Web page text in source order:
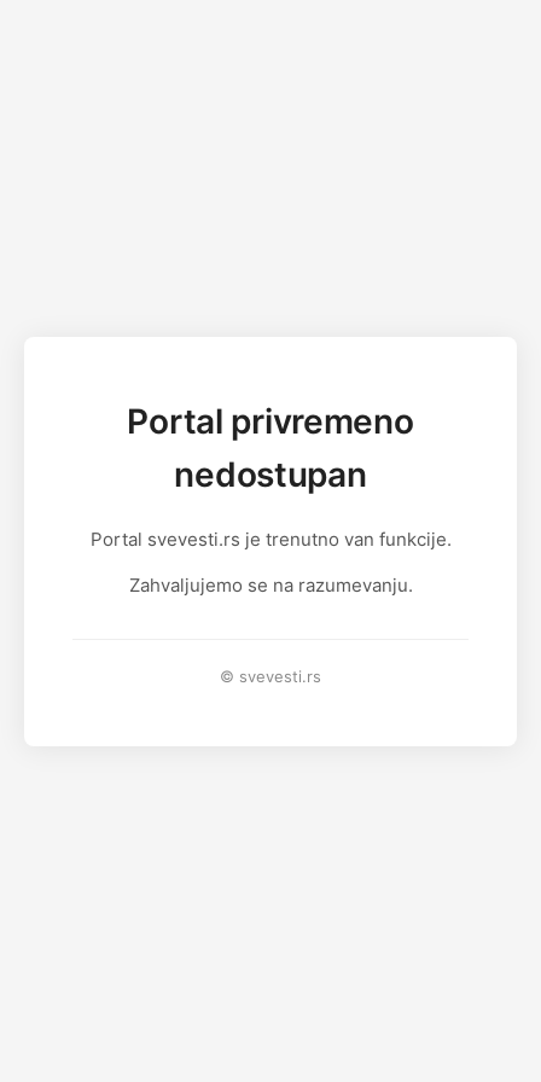
Portal privremeno
nedostupan
Portal svevesti.rs je trenutno van funkcije.
Zahvaljujemo se na razumevanju.
© svevesti.rs